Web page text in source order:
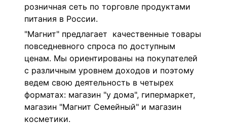
розничная сеть по торговле продуктами
питания в России.
"Магнит" предлагает качественные товары
повседневного спроса по доступным
ценам. Мы ориентированы на покупателей
с различным уровнем доходов и поэтому
ведем свою деятельность в четырех
форматах: магазин "у дома", гипермаркет,
магазин "Магнит Семейный" и магазин
косметики.